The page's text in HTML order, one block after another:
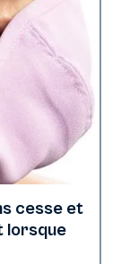
cesse et
lorsque